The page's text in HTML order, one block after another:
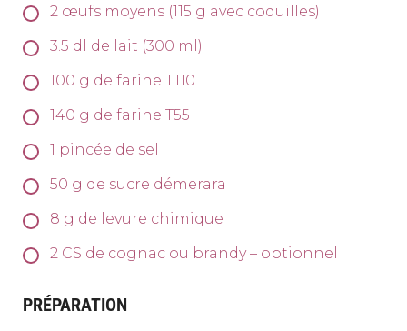
2 œufs moyens (115 g avec coquilles)
3.5 dl
de lait (300 ml)
100 g de farine T110
140 g de farine T55
1 pincée de sel
50 g de sucre démerara
8 g de levure chimique
2 CS de cognac ou brandy – optionnel
PRÉPARATION